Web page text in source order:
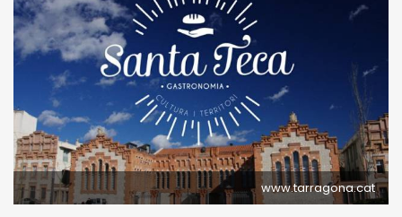
www.tarragona.cat